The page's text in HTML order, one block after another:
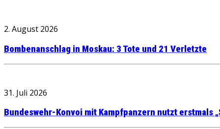
2. August 2026
Bombenanschlag in Moskau: 3 Tote und 21 Verletzte
31. Juli 2026
Bundeswehr-Konvoi mit Kampfpanzern nutzt erstmals